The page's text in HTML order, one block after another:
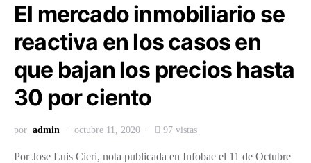
El mercado inmobiliario se
reactiva en los casos en
que bajan los precios hasta
30 por ciento
por admin octubre 11, 2020 97 vistas
Por Jose Luis Cieri, nota publicada en Infobae el 11 de Octubre